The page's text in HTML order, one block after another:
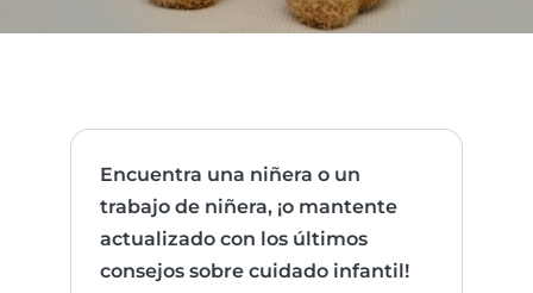
Encuentra una niñera o un
trabajo de niñera, ¡o mantente
actualizado con los últimos
consejos sobre cuidado infantil!